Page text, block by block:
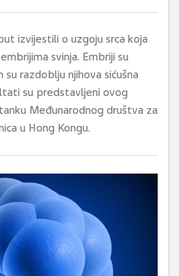
izvijestili o uzgoju srca koja
svinja. Embriji su
razdoblju njihova sićušna
su predstavljeni ovog
Međunarodnog društva za
u Hong Kongu.